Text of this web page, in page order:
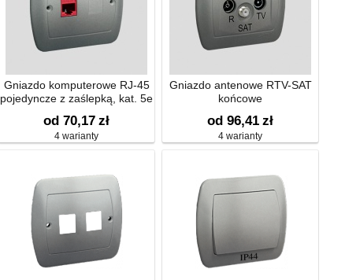
Gniazdo komputerowe RJ-45
pojedyncze z zaślepką, kat. 5e
od 70,17 zł
4 warianty
Gniazdo antenowe RTV-SAT
końcowe
od 96,41 zł
4 warianty